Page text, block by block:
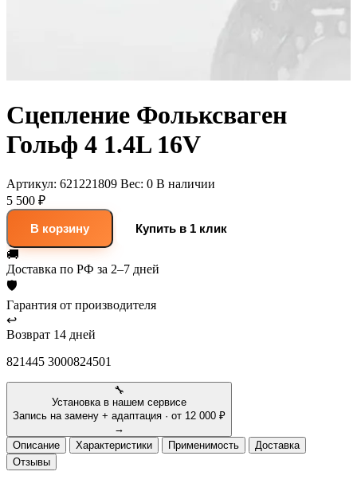
Сцепление Фольксваген
Гольф 4 1.4L 16V
Артикул: 621221809 Вес: 0 В наличии
5 500 ₽
В корзину
Купить в 1 клик
🚚
Доставка по РФ за 2–7 дней
🛡
Гарантия от производителя
↩
Возврат 14 дней
821445 3000824501
🔧
Установка в нашем сервисе
Запись на замену + адаптация · от 12 000 ₽
→
Описание
Характеристики Применимость
Доставка
Отзывы